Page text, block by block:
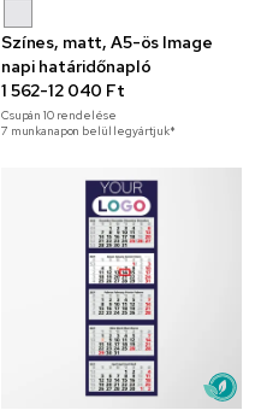
Színes, matt, A5-ös Image
napi határidőnapló
1 562-12 040 Ft
Csupán10rendelése
7 munkanapon belül legyártjuk*